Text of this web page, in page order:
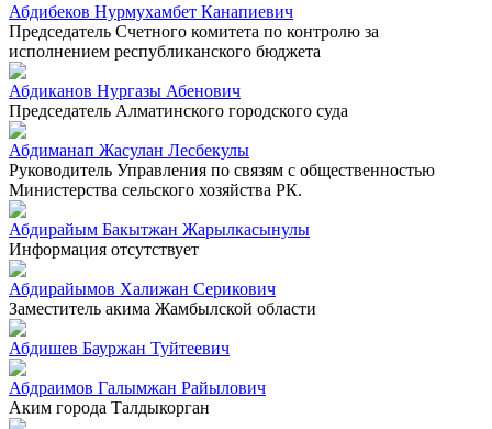
Абдибеков Нурмухамбет Канапиевич
Председатель Счетного комитета по контролю за
исполнением республиканского бюджета
Абдиканов Нургазы Абенович
Председатель Алматинского городского суда
Абдиманап Жасулан Лесбекулы
Руководитель Управления по связям с общественностью
Министерства сельского хозяйства РК.
Абдирайым Бакытжан Жарылкасынулы
Информация отсутствует
Абдирайымов Халижан Серикович
Заместитель акима Жамбылской области
Абдишев Бауржан Туйтеевич
Абдраимов Галымжан Райылович
Аким города Талдыкорган